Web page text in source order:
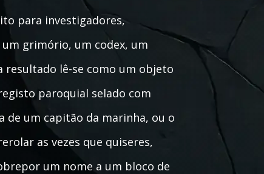
para investigadores,
grimório, um codex, um
resultado lê-se como um objeto
paroquial selado com
de um capitão da marinha, ou o
as vezes que quiseres,
um nome a um bloco de